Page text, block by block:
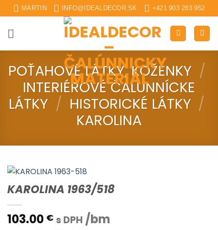
Skip
to
content
MARTIN INFO@IDEALDECOR.SK +421 903 283 952
POŤAHOVÉ LÁTKY, KOŽENKY /
INTERIÉROVÉ ČALUNNÍCKE
LÁTKY / HISTORICKÉ LÁTKY /
KAROLINA
KAROLINA 1963/518
103.00 € s DPH /bm